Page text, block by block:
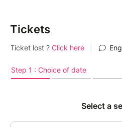
Tickets